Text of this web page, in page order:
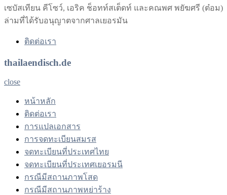
เซบัสเทียน คีโซว์, เอริค ช็อทท์สเต็ดท์ และคณพศ พยัฆศรี (ต๋อม)
ล่ามที่ได้รับอนุญาตจากศาลเยอรมัน
ติดต่อเรา
thailaendisch.de
close
หน้าหลัก
ติดต่อเรา
การแปลเอกสาร
การจดทะเบียนสมรส
จดทะเบียนที่ประเทศไทย
จดทะเบียนที่ประเทศเยอรมนี
กรณีมีสถานภาพโสด
กรณีมีสถานภาพหย่าร้าง